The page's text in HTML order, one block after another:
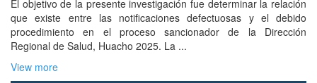
El objetivo de la presente investigación fue determinar la relación
que existe entre las notificaciones defectuosas y el debido
procedimiento en el proceso sancionador de la Dirección
Regional de Salud, Huacho 2025. La ...
View more